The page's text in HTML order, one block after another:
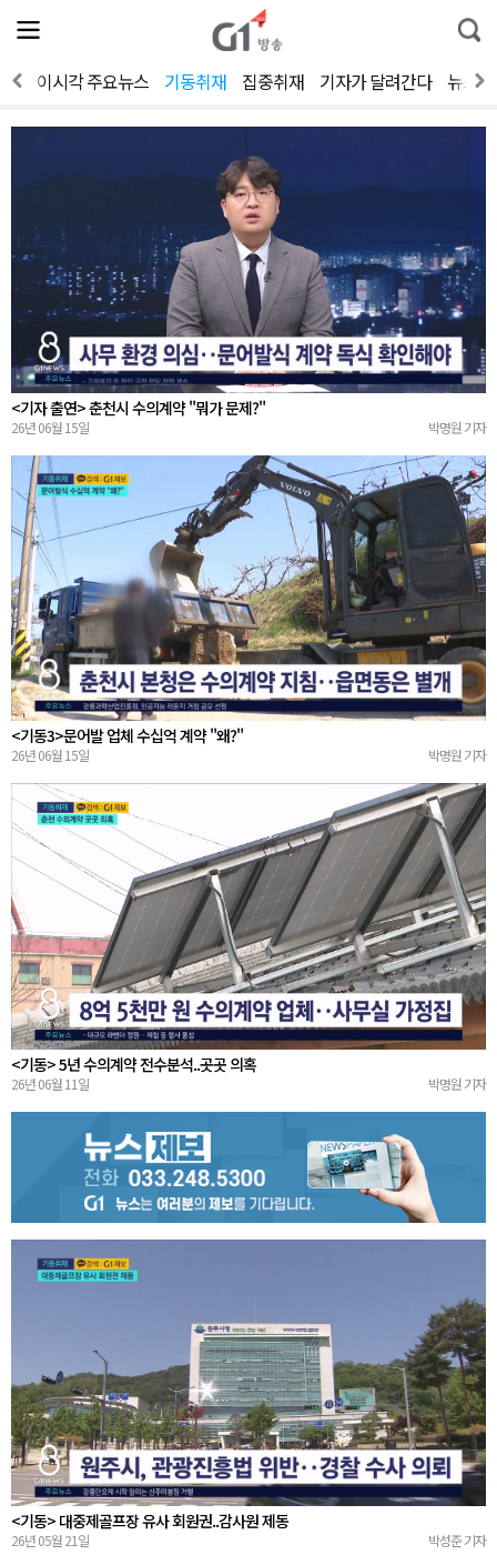
전
체
뉴
열
통
합
색
기 이시각 주요뉴스 기동취재 집중취재 기자가 달려간다 뉴스人
<기자 출연> 춘천시 수의계약 "뭐가 문제?"
26년 06월 15일 박명원 기자
<기동3>문어발 업체 수십억 계약 "왜?"
26년 06월 15일 박명원 기자
<기동> 5년 수의계약 전수분석..곳곳 의혹
26년 06월 11일 박명원 기자
<기동> 대중제골프장 유사 회원권..감사원 제동
26년 05월 21일 박성준 기자